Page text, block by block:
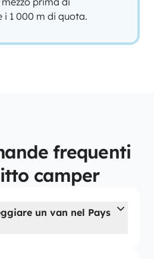
1 000 m di quota.
frequenti
camper
un van nel Pays